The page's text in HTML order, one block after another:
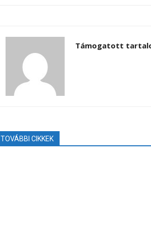
Támogatott
TOVÁBBI CIKKEK